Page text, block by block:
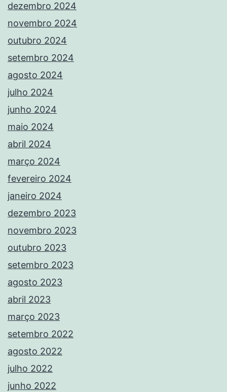
dezembro 2024
novembro 2024
outubro 2024
setembro 2024
agosto 2024
julho 2024
junho 2024
maio 2024
abril 2024
março 2024
fevereiro 2024
janeiro 2024
dezembro 2023
novembro 2023
outubro 2023
setembro 2023
agosto 2023
abril 2023
março 2023
setembro 2022
agosto 2022
julho 2022
junho 2022